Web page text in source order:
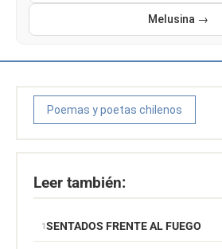
Melusina →
Poemas y poetas chilenos
Leer también:
SENTADOS FRENTE AL FUEGO